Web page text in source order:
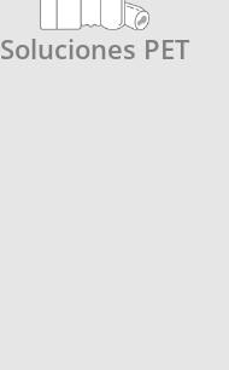
Soluciones PET